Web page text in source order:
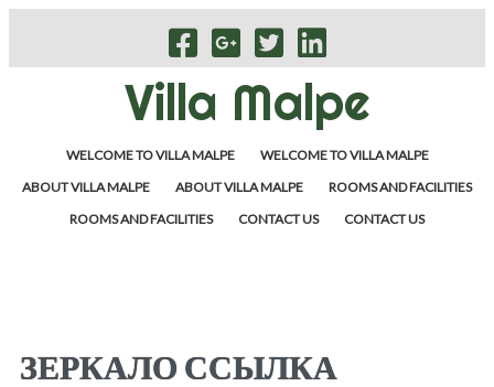
Villa Malpe
WELCOME TO VILLA MALPE
WELCOME TO VILLA MALPE
ABOUT VILLA MALPE
ABOUT VILLA MALPE
ROOMS AND FACILITIES
ROOMS AND FACILITIES
CONTACT US CONTACT US
ЗЕРКАЛО ССЫЛКА